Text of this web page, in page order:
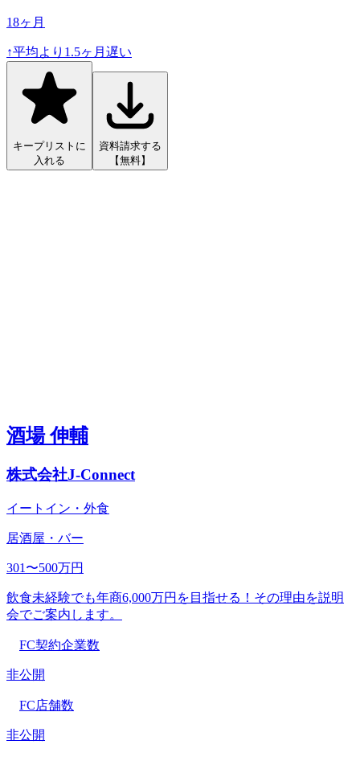
18ヶ月
↑平均より 1.5ヶ月遅い
キープリストに
入れる
資料請求する
【無料】
酒場 伸輔
株式会社J-Connect
イートイン・外食
居酒屋・バー
301〜500万円
飲食未経験でも年商6,000万円を目指せる！その理由を説明
会でご案内します。
FC契約企業数
非公開
FC店舗数
非公開